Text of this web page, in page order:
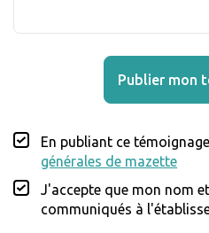
Publier mon
En publiant ce
générales de mazette
J'accepte que mon nom
communiqués à